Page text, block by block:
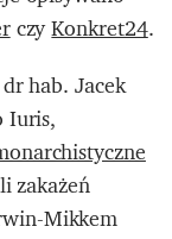
czyKonkret24.
hab. Jacek
Iuris,
zakażeń
Mikkem